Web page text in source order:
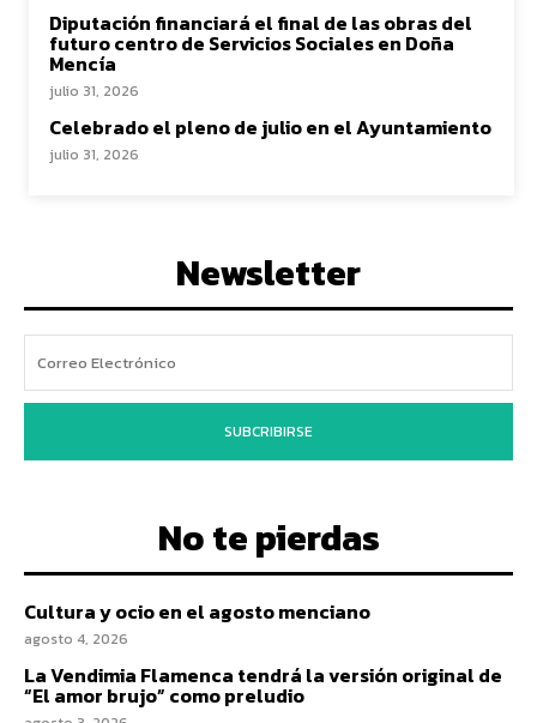
Diputación financiará el final de las obras del
futuro centro de Servicios Sociales en Doña
Mencía
julio 31, 2026
Celebrado el pleno de julio en el Ayuntamiento
julio 31, 2026
Newsletter
SUBCRIBIRSE
No te pierdas
Cultura y ocio en el agosto menciano
agosto 4, 2026
La Vendimia Flamenca tendrá la versión original de
“El amor brujo” como preludio